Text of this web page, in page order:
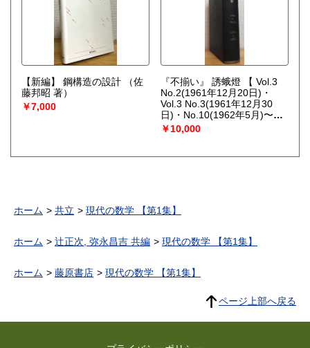
【新編】 鋼構造の設計
（佐
藤邦昭 著）
￥7,000
『不揃い』 誘蛾燈 【 Vol.3
No.2(1961年12月20日)・
Vol.3 No.3(1961年12月30
日)・No.10(1962年5月)〜
No.37(1969年9月) 】 30冊(1
冊に合本・個人製本・ハード
￥10,000
ホーム 共立 現代の数学 【第1集】
ホーム 辻正次, 弥永昌吉 共編 現代の数学 【第1集】
ホーム 藤原書店 現代の数学 【第1集】
ページ上部へ戻る